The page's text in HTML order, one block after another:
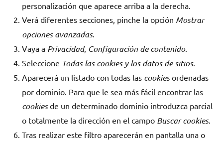
personalización que aparece arriba a la derecha.
Verá diferentes secciones, pinche la opción Mostrar
opciones avanzadas.
Vaya a Privacidad, Configuración de contenido.
Seleccione Todas las cookies y los datos de sitios.
Aparecerá un listado con todas las cookiesordenadas
por dominio. Para que le sea más fácil encontrar las
cookiesde un determinado dominio introduzca parcial
o totalmente la dirección en el campo Buscar cookies.
Tras realizar este filtro aparecerán en pantalla una o